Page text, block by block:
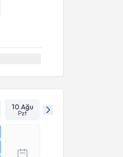
10 Ağu
Pzt